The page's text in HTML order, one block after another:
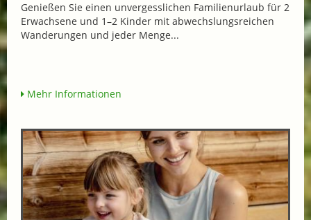
Genießen Sie einen unvergesslichen Familienurlaub für 2
Erwachsene und 1–2 Kinder mit abwechslungsreichen
Wanderungen und jeder Menge...
Mehr Informationen